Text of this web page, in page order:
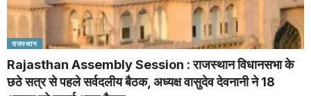
राजस्थान
Rajasthan Assembly Session : राजस्थान विधानसभा के
छठे सत्र से पहले सर्वदलीय बैठक, अध्यक्ष वासुदेव देवनानी ने 18